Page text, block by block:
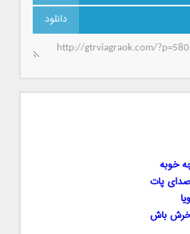
خوبه
صدای پات
آخرش باش